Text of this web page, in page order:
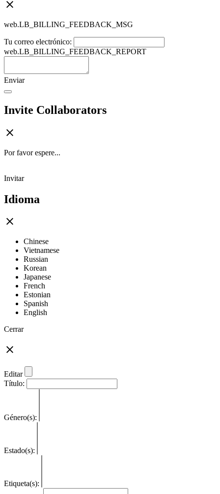
web.LB_BILLING_FEEDBACK_MSG
Tu correo electrónico:
web.LB_BILLING_FEEDBACK_REPORT
Enviar
Invite Collaborators
Por favor espere...
Invitar
Idioma
Chinese
Vietnamese
Russian
Korean
Japanese
French
Estonian
Spanish
English
Cerrar
Editar
Título:
Género(s):
Estado(s):
Etiqueta(s):